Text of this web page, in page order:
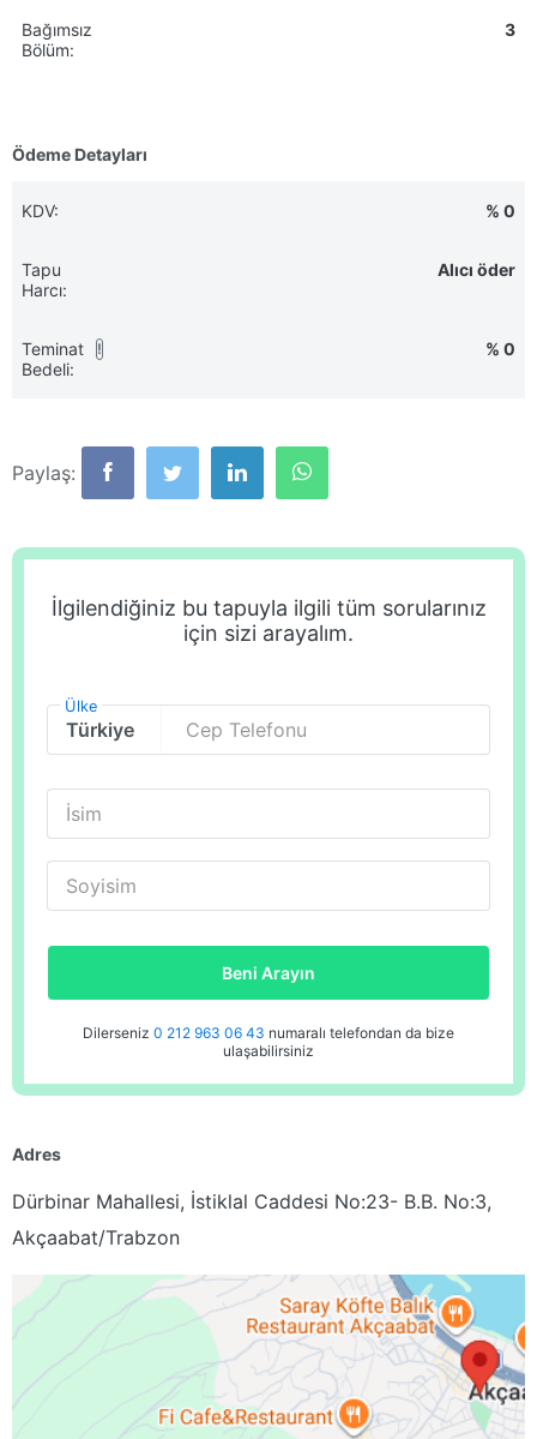
Bağımsız
Bölüm:
3
Ödeme Detayları
KDV: % 0
Tapu
Harcı:
Alıcı öder
Teminat
Bedeli:
! % 0
Paylaş:
İlgilendiğiniz bu tapuyla ilgili tüm sorularınız
için sizi arayalım.
Ülke
Cep Telefonu
İsim
Soyisim
Beni Arayın
Dilerseniz 0 212 963 06 43 numaralı telefondan da bize
ulaşabilirsiniz
Adres
Dürbinar Mahallesi, İstiklal Caddesi No:23- B.B. No:3,
Akçaabat/Trabzon